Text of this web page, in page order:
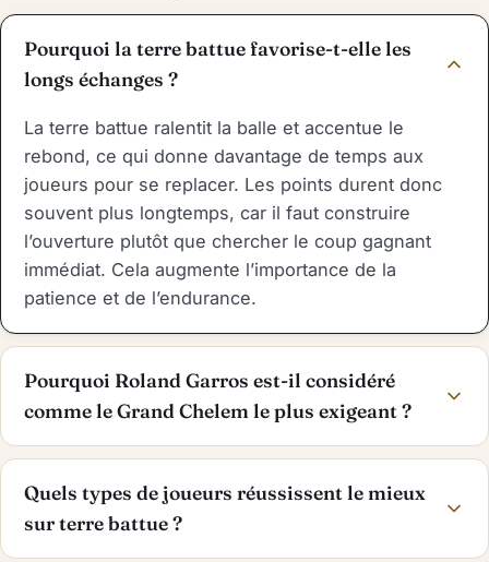
Pourquoi la terre battue favorise-t-elle les
longs échanges ?
La terre battue ralentit la balle et accentue le
rebond, ce qui donne davantage de temps aux
joueurs pour se replacer. Les points durent donc
souvent plus longtemps, car il faut construire
l’ouverture plutôt que chercher le coup gagnant
immédiat. Cela augmente l’importance de la
patience et de l’endurance.
Pourquoi Roland Garros est-il considéré
comme le Grand Chelem le plus exigeant ?
Quels types de joueurs réussissent le mieux
sur terre battue ?